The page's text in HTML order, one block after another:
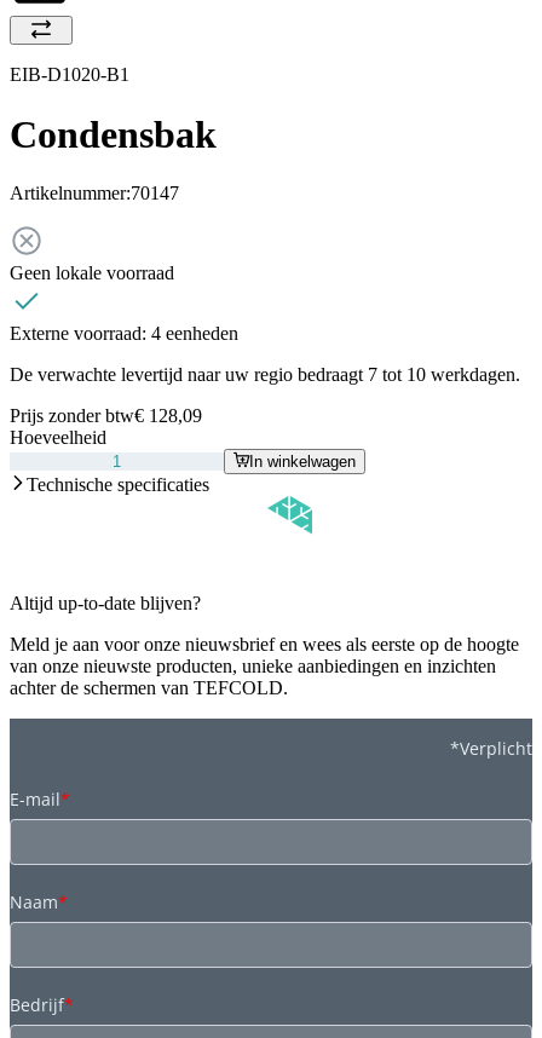
EIB-D1020-B1
Condensbak
Artikelnummer:70147
Geen lokale voorraad
Externe voorraad: 4 eenheden
De verwachte levertijd naar uw regio bedraagt 7 tot 10 werkdagen.
Prijs zonder btw€ 128,09
Hoeveelheid
In winkelwagen
Technische specificaties
Altijd up-to-date blijven?
Meld je aan voor onze nieuwsbrief en wees als eerste op de hoogte
van onze nieuwste producten, unieke aanbiedingen en inzichten
achter de schermen van TEFCOLD.
*Verplicht
E-mail*
Naam*
Bedrijf*